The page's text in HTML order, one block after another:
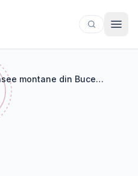
Trasee montane din Bucegi – Cascada Doamnele